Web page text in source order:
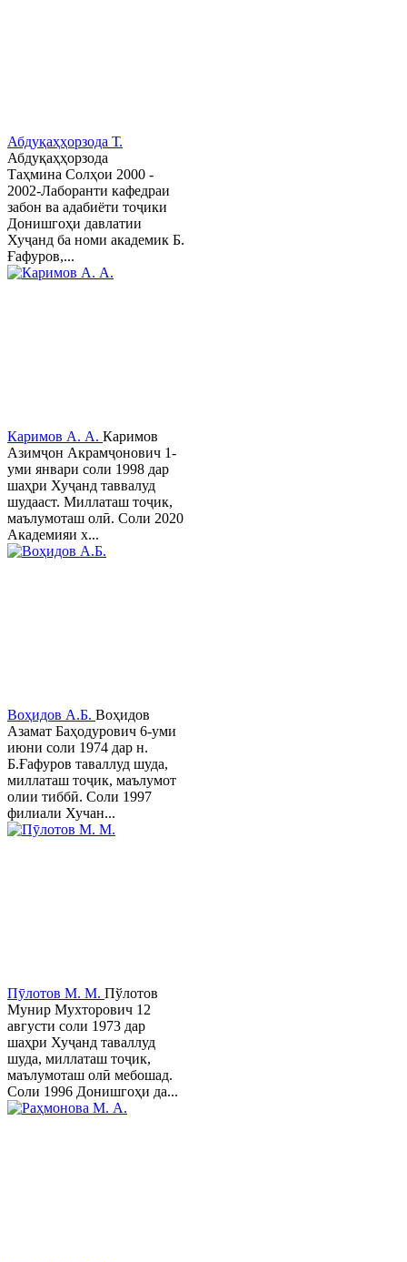
Абдуқаҳҳорзода Т.
Абдуқаҳҳорзода
Таҳмина Солҳои 2000 -
2002-Лаборанти кафедраи
забон ва адабиёти тоҷики
Донишгоҳи давлатии
Хуҷанд ба номи академик Б.
Ғафуров,...
Каримов А. А. Каримов
Азимҷон Акрамҷонович 1-
уми январи соли 1998 дар
шаҳри Хуҷанд таввалуд
шудааст. Миллаташ тоҷик,
маълумоташ олӣ. Соли 2020
Академияи х...
Воҳидов А.Б. Воҳидов
Азамат Баҳодурович 6-уми
июни соли 1974 дар н.
Б.Ғафуров таваллуд шуда,
миллаташ тоҷик, маълумот
олии тиббӣ. Соли 1997
филиали Хучан...
Пӯлотов М. М. Пўлотов
Мунир Мухторович 12
августи соли 1973 дар
шаҳри Хуҷанд таваллуд
шуда, миллаташ тоҷик,
маълумоташ олӣ мебошад.
Соли 1996 Донишгоҳи да...